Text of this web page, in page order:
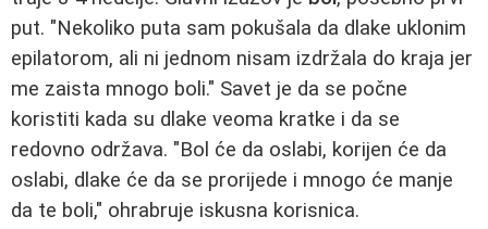
put. "Nekoliko puta sam pokušala da dlake uklonim
epilatorom, ali ni jednom nisam izdržala do kraja jer
me zaista mnogo boli." Savet je da se počne
koristiti kada su dlake veoma kratke i da se
redovno održava. "Bol će da oslabi, korijen će da
oslabi, dlake će da se prorijede i mnogo će manje
da te boli," ohrabruje iskusna korisnica.